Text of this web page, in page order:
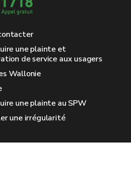
une plainte et
de service aux usagers
Wallonie
une plainte au SPW
une irrégularité